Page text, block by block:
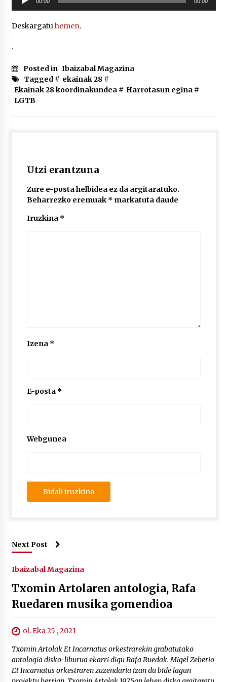
2026/07/03
MUSIBLA #297: Bide, Boards Of Canada, Somak,
erreproduzigailua
Deskargatuhemen.
.
Posted in Ibaizabal Magazina
Tagged # ekainak 28#
Ekainak 28 koordinakundea# Harrotasun egina#
LGTB
Utzi erantzuna
Zure e-posta helbidea ez da argitaratuko.
Beharrezko eremuak * markatuta daude
Iruzkina *
Izena *
E-posta *
Webgunea
Next Post
Ibaizabal Magazina
Txomin Artolaren antologia, Rafa
Ruedaren musika gomendioa
ol. Eka 25 , 2021
Txomin Artolak Et Incarnatus orkestrarekin grabatutako
antologia disko-liburua ekarri digu Rafa Ruedak. Migel Zeberio
Et Incarnatus orkestraren zuzendaria izan du bide lagun